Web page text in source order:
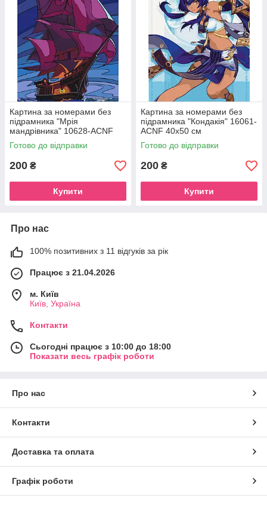
Картина за номерами без
підрамника "Мрія
мандрівника" 10628-ACNF
40х50 см
Готово до відправки
200 ₴
Купити
Картина за номерами без
підрамника "Кондакія" 16061-
ACNF 40х50 см
Готово до відправки
200 ₴
Купити
Про нас
100% позитивних з 11 відгуків за рік
Працює з 21.04.2026
м. Київ
Київ, Україна
Контакти
Сьогодні працює з 10:00 до 18:00
Показати весь графік роботи
Про нас
Контакти
Доставка та оплата
Графік роботи